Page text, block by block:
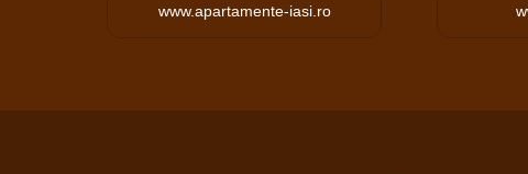
www.apartamente-iasi.ro